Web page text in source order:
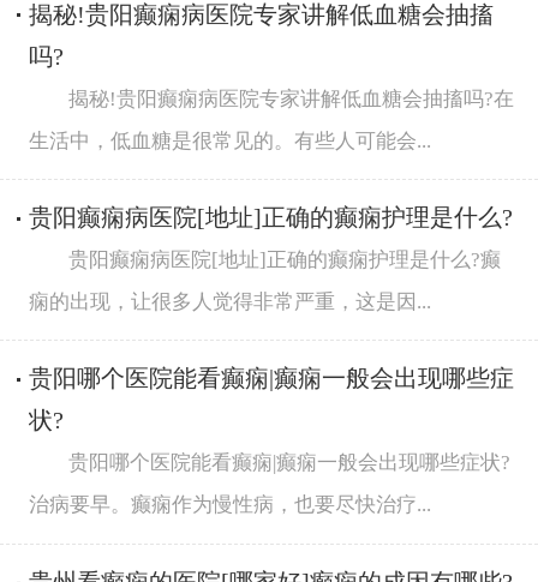
揭秘!贵阳癫痫病医院专家讲解低血糖会抽搐
吗?
揭秘!贵阳癫痫病医院专家讲解低血糖会抽搐吗?在
生活中，低血糖是很常见的。有些人可能会...
贵阳癫痫病医院[地址]正确的癫痫护理是什么?
贵阳癫痫病医院[地址]正确的癫痫护理是什么?癫
痫的出现，让很多人觉得非常严重，这是因...
贵阳哪个医院能看癫痫|癫痫一般会出现哪些症
状?
贵阳哪个医院能看癫痫|癫痫一般会出现哪些症状?
治病要早。癫痫作为慢性病，也要尽快治疗...